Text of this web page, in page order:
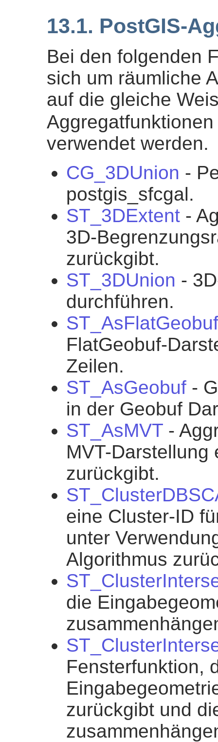
13.1. PostGIS-
Bei den folgenden
sich um räumliche
auf die gleiche
verwendet werden.
CG_3DUnion -
postgis_sfcgal.
ST_3DExtent -
3D-
zurückgibt.
ST_3DUnion -
durchführen.
ST_AsFlatGeobuf
FlatGeobuf-
Zeilen.
ST_AsGeobuf -
in der Geobuf
ST_AsMVT -
MVT-Darstellung
zurückgibt.
eine Cluster-ID
unter
Algorithmus
die
Fensterfunktion,
zurückgibt und